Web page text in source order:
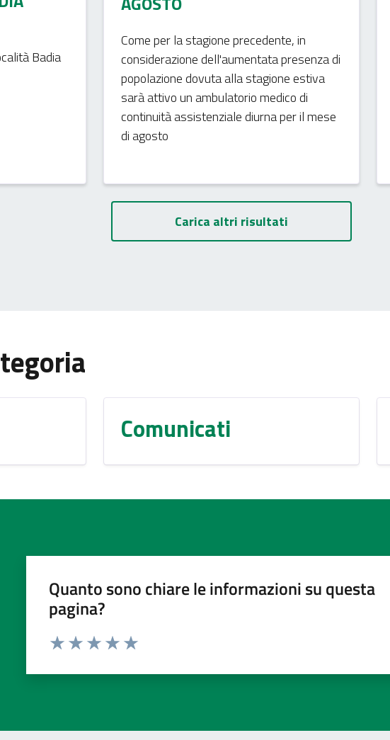
Badia
Come per la stagione precedente, in
considerazione dell'aumentata presenza di
popolazione dovuta alla stagione estiva
sarà attivo un ambulatorio medico di
continuità assistenziale diurna per il mese
di agosto
Carica altri risultati
Comunicati
Quanto sono chiare le informazioni su questa
pagina?